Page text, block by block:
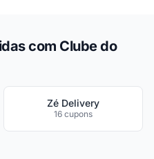
com Clube do
Zé Delivery
16 cupons